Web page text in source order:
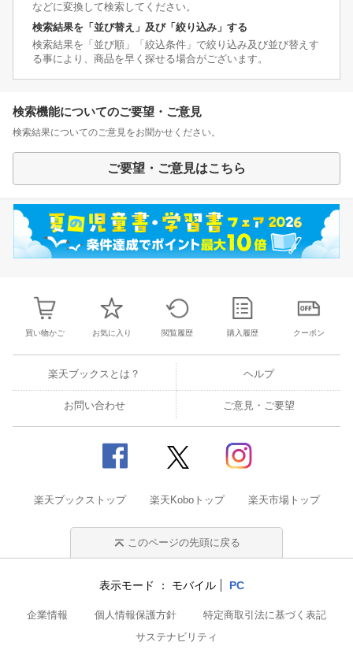
などに変換して検索してください。
検索結果を「並び替え」及び「絞り込み」する
検索結果を「並び順」「絞込条件」で絞り込み及び並び替えす
る事により、商品を早く探せる場合がございます。
検索機能についてのご要望・ご意見
検索結果についてのご意見をお聞かせください。
ご要望・ご意見はこちら
買い物かご お気に入り 閲覧履歴 購入履歴 クーポン
楽天ブックスとは？ ヘルプ
お問い合わせ ご意見・ご要望
楽天ブックストップ 楽天Koboトップ 楽天市場トップ
このページの先頭に戻る
表示モード モバイル PC
企業情報 個人情報保護方針
特定商取引法に基づく表記
サステナビリティ